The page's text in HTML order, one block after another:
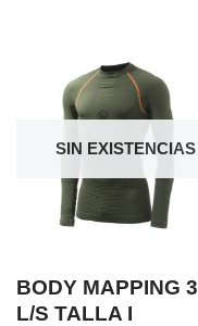
SIN EXISTENCIAS
BODY MAPPING
L/S TALLA I